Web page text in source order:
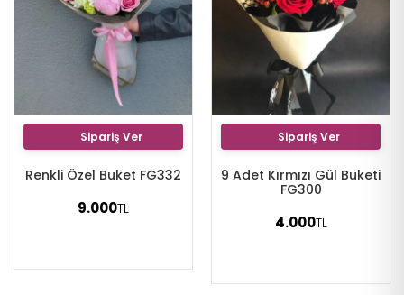
Sipariş Ver
Renkli Özel Buket FG332
9.000TL
Sipariş Ver
9 Adet Kırmızı Gül Buketi
FG300
4.000TL